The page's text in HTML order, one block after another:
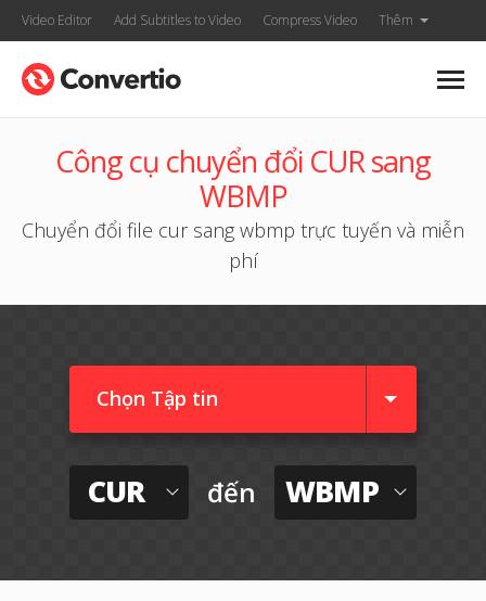
Video Editor Add Subtitles to Video Compress Video Thêm
Công cụ chuyển đổi CUR sang
WBMP
Chuyển đổi file cur sang wbmp trực tuyến và miễn
phí
Chọn Tập tin
CUR đến WBMP